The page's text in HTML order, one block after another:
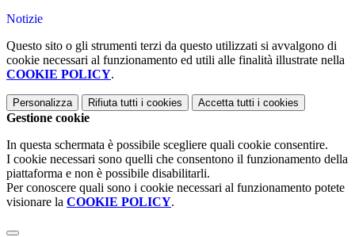
Notizie
Questo sito o gli strumenti terzi da questo utilizzati si avvalgono di
cookie necessari al funzionamento ed utili alle finalità illustrate nella
COOKIE POLICY.
Personalizza Rifiuta tutti i cookies Accetta tutti i cookies
Gestione cookie
In questa schermata è possibile scegliere quali cookie consentire.
I cookie necessari sono quelli che consentono il funzionamento della
piattaforma e non è possibile disabilitarli.
Per conoscere quali sono i cookie necessari al funzionamento potete
visionare la COOKIE POLICY.